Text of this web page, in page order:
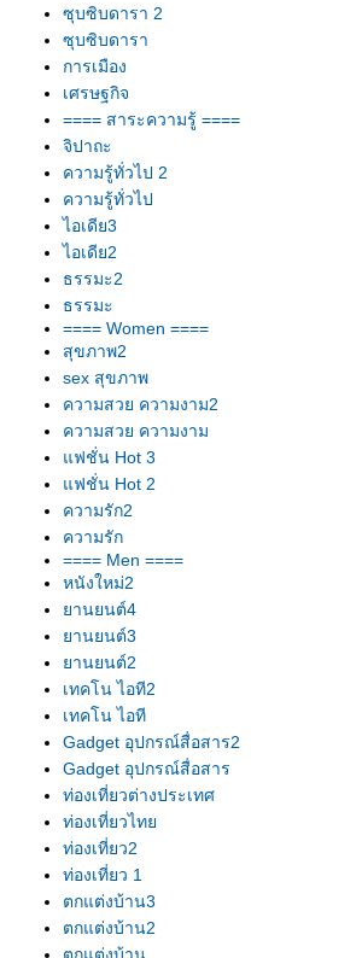
ซุบซิบดารา 2
ซุบซิบดารา
การเมือง
เศรษฐกิจ
==== สาระความรู้ ====
จิปาถะ
ความรู้ทั่วไป 2
ความรู้ทั่วไป
ไอเดีย3
ไอเดีย2
ธรรมะ2
ธรรมะ
==== Women ====
สุขภาพ2
sex สุขภาพ
ความสวย ความงาม2
ความสวย ความงาม
ฟชั่น Hot 3
ฟชั่น Hot 2
ความรัก2
ความรัก
==== Men ====
หนังใหม่2
านยนต์4
านยนต์3
านยนต์2
เทคโน ไอที2
เทคโน ไอที
Gadget อุปกรณ์สื่อสาร2
Gadget อุปกรณ์สื่อสาร
ท่องเที่ยวต่างประเทศ
ท่องเที่ยวไท
ท่องเที่ยว2
ท่องเที่ยว 1
ตกแต่งบ้าน3
ตกแต่งบ้าน2